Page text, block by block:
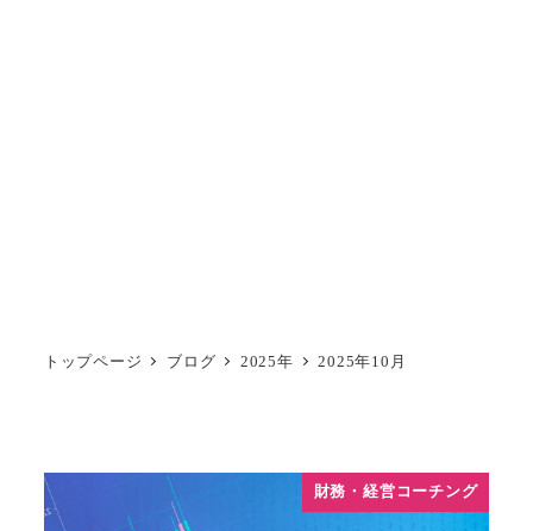
トップページ ブログ 2025年 2025年10月
財務・経営コーチング